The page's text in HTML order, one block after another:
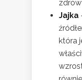
Jajka
która